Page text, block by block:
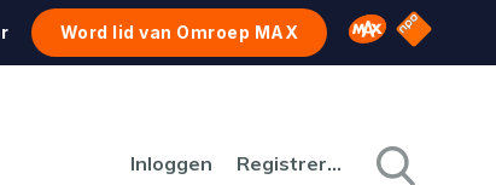
Word lid van Omroep MAX Omroep MAX
NPO
Inloggen Registreren